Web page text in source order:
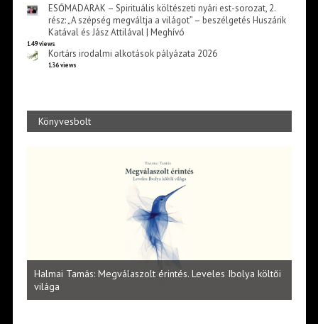
ESŐMADARAK – Spirituális költészeti nyári est-sorozat, 2.
rész: „A szépség megváltja a világot” – beszélgetés Huszárik
Katával és Jász Attilával | Meghívó
149 views
Kortárs irodalmi alkotások pályázata 2026
136 views
Könyvesbolt
Halmai Tamás: Megválaszolt érintés. Leveles Ibolya költői
világa